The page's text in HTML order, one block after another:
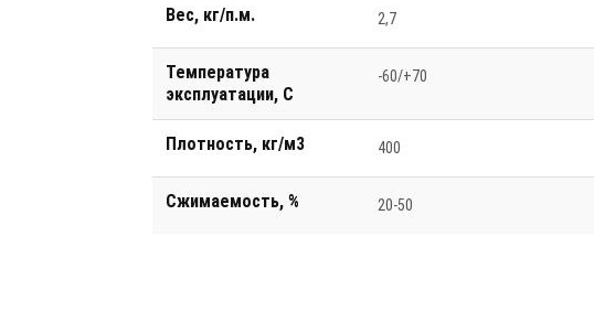
Вес, кг/п.м. 2,7
Температура
эксплуатации, С
-60/+70
Плотность, кг/м3 400
Сжимаемость, % 20-50